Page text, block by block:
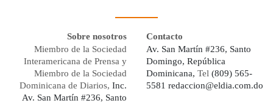
Sobre nosotros
Miembro de la Sociedad
Interamericana de Prensa y
Miembro de la Sociedad
Dominicana de Diarios, Inc.
Av. San Martín #236, Santo
Contacto
Av. San Martín #236, Santo
Domingo, República
Dominicana, Tel (809) 565-
5581 redaccion@eldia.com.do